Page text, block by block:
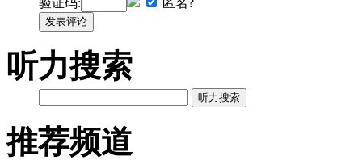
发表评论
听力搜索
听力搜索
推荐频道